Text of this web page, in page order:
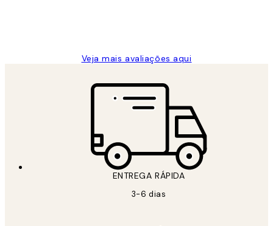
Veja mais avaliações aqui
ENTREGA RÁPIDA
3-6 dias